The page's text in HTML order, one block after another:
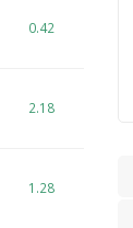
0.42
2.18
1.28